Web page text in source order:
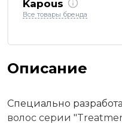
Kapous
Все товары бренда
Описание
Специально
волос серии